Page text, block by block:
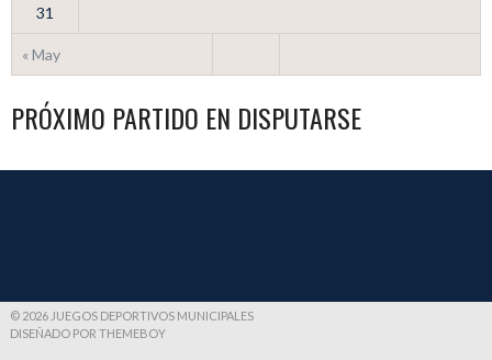
« May
31
PRÓXIMO PARTIDO EN DISPUTARSE
© 2026 JUEGOS DEPORTIVOS MUNICIPALES
DISEÑADO POR THEMEBOY